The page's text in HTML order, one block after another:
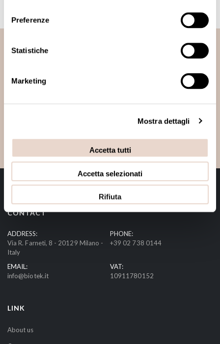
Preferenze
Statistiche
Marketing
Mostra dettagli
Accetta tutti
Accetta selezionati
Rifiuta
Get all the latest information on Events, Sales and Offers.
U
u
r
N
e
w
t
SUBSCRIBE
CONTACT
ADDRESS:
Via R. Farneti, 8 - 20129 Milano -
Italy
PHONE:
+39 02 738 0144
EMAIL:
info@biotek.it
VAT:
10911780152
LINK
About us